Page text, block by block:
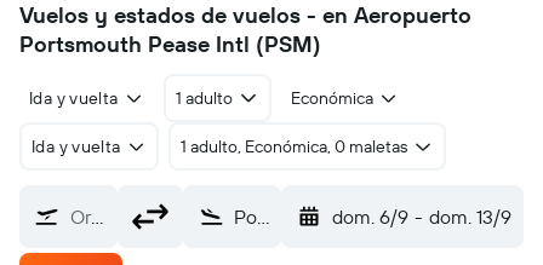
Vuelos y estados de vuelos - en Aeropuerto
Portsmouth Pease Intl (PSM)
Ida y vuelta 1 adulto Económica
Ida y vuelta 1 adulto, Económica, 0 maletas
Origen Portsmouth Pease Intl (PSM) dom. 6/9 - dom. 13/9